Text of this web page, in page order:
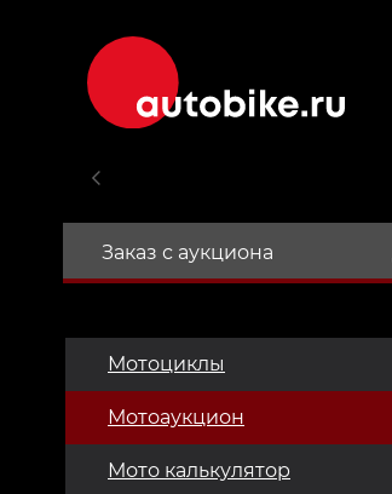
Заказ с аукциона
Мотоциклы
Мотоаукцион
Мото калькулятор